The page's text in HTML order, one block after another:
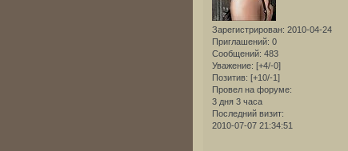
Зарегистрирован: 2010-04-24
Приглашений: 0
Сообщений: 483
Уважение: [+4/-0]
Позитив: [+10/-1]
Провел на форуме:
3 дня 3 часа
Последний визит:
2010-07-07 21:34:51